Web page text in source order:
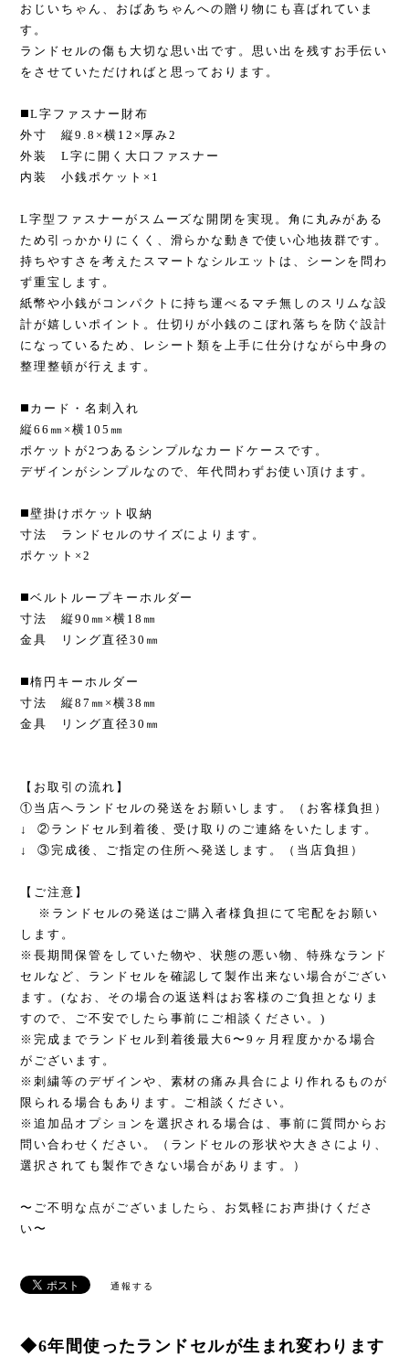
おじいちゃん、おばあちゃんへの贈り物にも喜ばれていま
す。
ランドセルの傷も大切な思い出です。思い出を残すお手伝い
をさせていただければと思っております。
◼️L字ファスナー財布
外寸 縦9.8×横12×厚み2
外装 L字に開く大口ファスナー
内装 小銭ポケット×1
L字型ファスナーがスムーズな開閉を実現。角に丸みがある
ため引っかかりにくく、滑らかな動きで使い心地抜群です。
持ちやすさを考えたスマートなシルエットは、シーンを問わ
ず重宝します。
紙幣や小銭がコンパクトに持ち運べるマチ無しのスリムな設
計が嬉しいポイント。仕切りが小銭のこぼれ落ちを防ぐ設計
になっているため、レシート類を上手に仕分けながら中身の
整理整頓が行えます。
◼️カード・名刺入れ
縦66㎜×横105㎜
ポケットが2つあるシンプルなカードケースです。
デザインがシンプルなので、年代問わずお使い頂けます。
◼️壁掛けポケット収納
寸法 ランドセルのサイズによります。
ポケット×2
◼️ベルトループキーホルダー
寸法 縦90㎜×横18㎜
金具 リング直径30㎜
◼️楕円キーホルダー
寸法 縦87㎜×横38㎜
金具 リング直径30㎜
【お取引の流れ】
①当店へランドセルの発送をお願いします。（お客様負担）
↓ ②ランドセル到着後、受け取りのご連絡をいたします。
↓ ③完成後、ご指定の住所へ発送します。（当店負担）
【ご注意】
※ランドセルの発送はご購入者様負担にて宅配をお願い
します。
※長期間保管をしていた物や、状態の悪い物、特殊なランド
セルなど、ランドセルを確認して製作出来ない場合がござい
ます。(なお、その場合の返送料はお客様のご負担となりま
すので、ご不安でしたら事前にご相談ください。)
※完成までランドセル到着後最大6〜9ヶ月程度かかる場合
がございます。
※刺繍等のデザインや、素材の痛み具合により作れるものが
限られる場合もあります。ご相談ください。
※追加品オプションを選択される場合は、事前に質問からお
問い合わせください。（ランドセルの形状や大きさにより、
選択されても製作できない場合があります。）
〜ご不明な点がございましたら、お気軽にお声掛けくださ
い〜
通報する
◆6年間使ったランドセルが生まれ変わります